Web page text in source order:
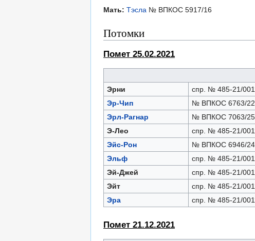
Мать: Тэсла № ВПКОС 5917/16
Потомки
Помет 25.02.2021
Эрни
спр. № 485-21/
Эр-Чип
№ ВПКОС 6763/22
Эрл-Рагнар
№ ВПКОС 7063/25
Э-Лео
спр. № 485-21/
Эйс-Рон
№ ВПКОС 6946/24
Эльф
спр. № 485-21/
Эй-Джей
спр. № 485-21/
Эйт
спр. № 485-21/
Эра
спр. № 485-21/
Помет 21.12.2021